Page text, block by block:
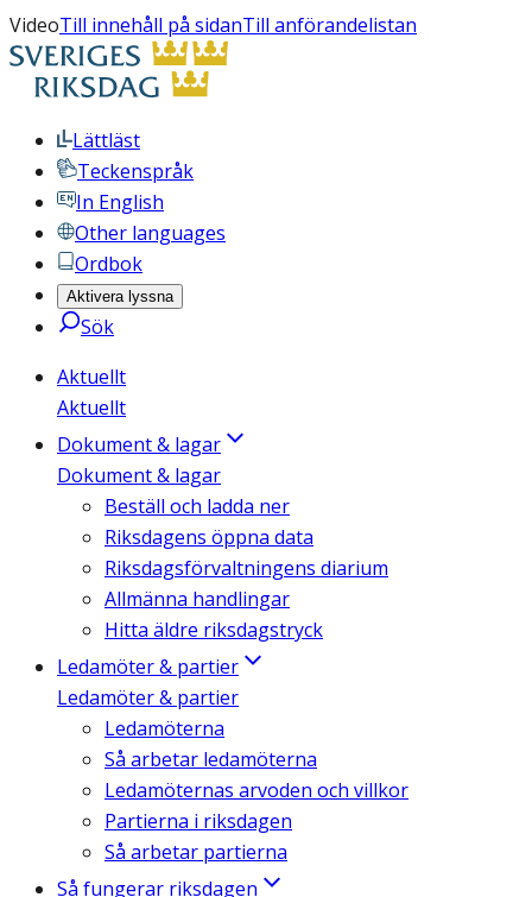
VideoTill innehåll på sidanTill anförandelistan
Lättläst
Teckenspråk
In English
Other languages
Ordbok
Aktivera lyssna
Sök
Aktuellt
Aktuellt
Dokument & lagar
Dokument & lagar
Beställ och ladda ner
Riksdagens öppna data
Riksdagsförvaltningens diarium
Allmänna handlingar
Hitta äldre riksdagstryck
Ledamöter & partier
Ledamöter & partier
Ledamöterna
Så arbetar ledamöterna
Ledamöternas arvoden och villkor
Partierna i riksdagen
Så arbetar partierna
Så fungerar riksdagen